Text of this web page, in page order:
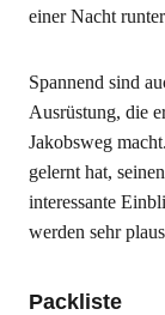
einer Nacht
Spannend sind
Ausrüstung, die
Jakobsweg
gelernt hat,
interessante
werden sehr
Packliste